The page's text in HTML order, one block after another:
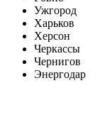
Ужгород
Харьков
Херсон
Черкассы
Чернигов
Энергодар